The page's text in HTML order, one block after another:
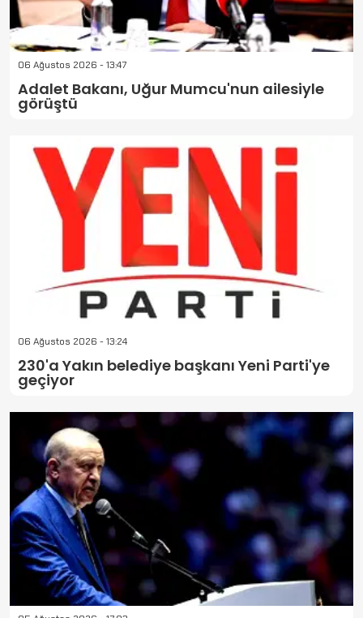
06 Ağustos 2026 - 13:47
Adalet Bakanı, Uğur Mumcu'nun ailesiyle
görüştü
06 Ağustos 2026 - 13:24
230'a Yakın belediye başkanı Yeni Parti'ye
geçiyor